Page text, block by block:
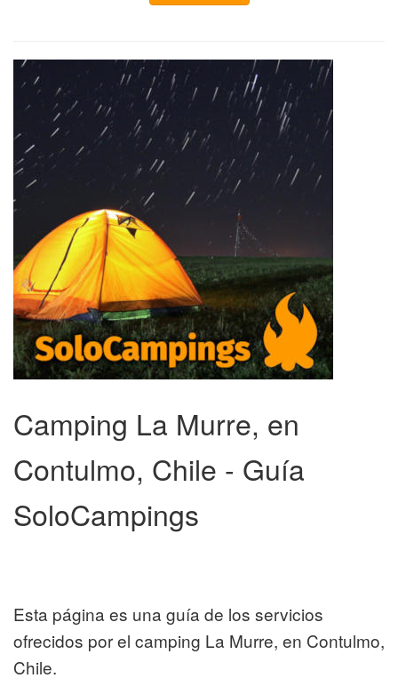
Camping La Murre, en
Contulmo, Chile - Guía
SoloCampings
Esta página es una guía de los servicios
ofrecidos por el camping La Murre, en Contulmo,
Chile.